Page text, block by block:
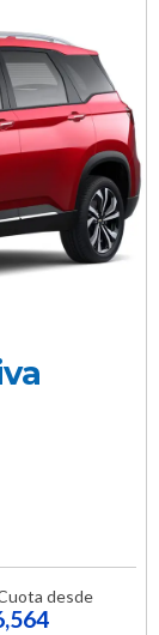
desde